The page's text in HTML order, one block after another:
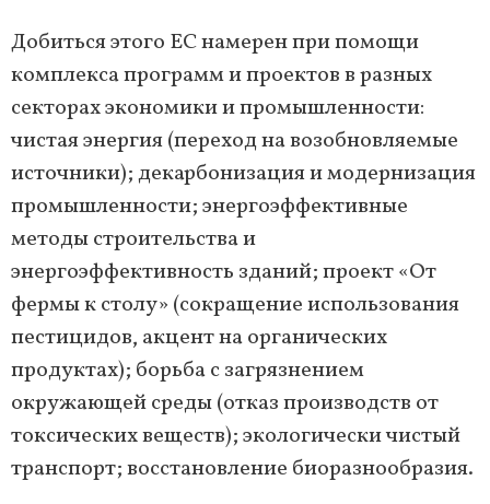
Добиться этого ЕС намерен при помощи
комплекса программ и проектов в разных
секторах экономики и промышленности:
чистая энергия (переход на возобновляемые
источники); декарбонизация и модернизация
промышленности; энергоэффективные
методы строительства и
энергоэффективность зданий; проект «От
фермы к столу» (сокращение использования
пестицидов, акцент на органических
продуктах); борьба с загрязнением
окружающей среды (отказ производств от
токсических веществ); экологически чистый
транспорт; восстановление биоразнообразия.